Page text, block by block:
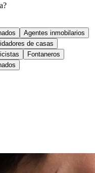
Agentes inmobilarios
de casas
Fontaneros